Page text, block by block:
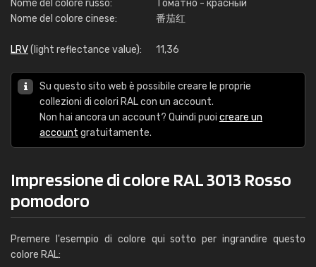
Nome del colore russo:
Томатно - красный
Nome del colore cinese:
番茄红
LRV(light reflectance value): 11,36
Su questo sito web è possibile creare le proprie
collezioni di colori RAL con un account.
Non hai ancora un account? Quindi puoi creare un
account gratuitamente.
Impressione di colore RAL 3013 Rosso
pomodoro
Premere l'esempio di colore qui sotto per ingrandire questo
colore RAL: